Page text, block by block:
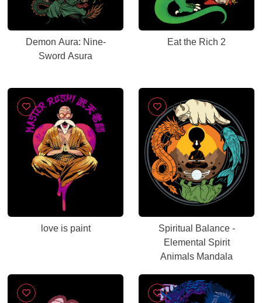
Demon Aura: Nine-
Sword Asura
Eat the Rich 2
love is paint
Spiritual Balance -
Elemental Spirit
Animals Mandala